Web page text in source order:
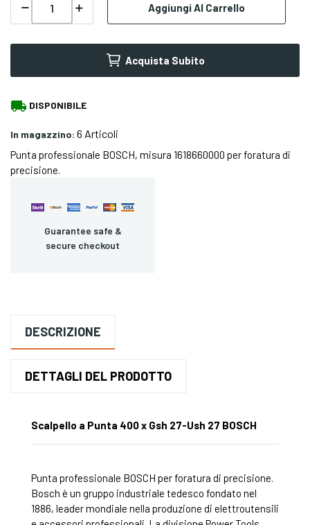
Aggiungi Al Carrello
Acquista Subito
local_shipping DISPONIBILE
In magazzino: 6 Articoli
Punta professionale BOSCH, misura 1618660000 per foratura di
precisione.
Guarantee safe &
secure checkout
DESCRIZIONE
DETTAGLI DEL PRODOTTO
Scalpello a Punta 400 x Gsh 27-Ush 27 BOSCH
Punta professionale BOSCH per foratura di precisione.
Bosch è un gruppo industriale tedesco fondato nel
1886, leader mondiale nella produzione di elettroutensili